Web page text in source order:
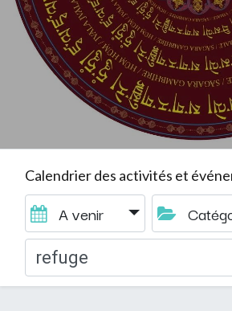
Calendrier des activités et
A venir